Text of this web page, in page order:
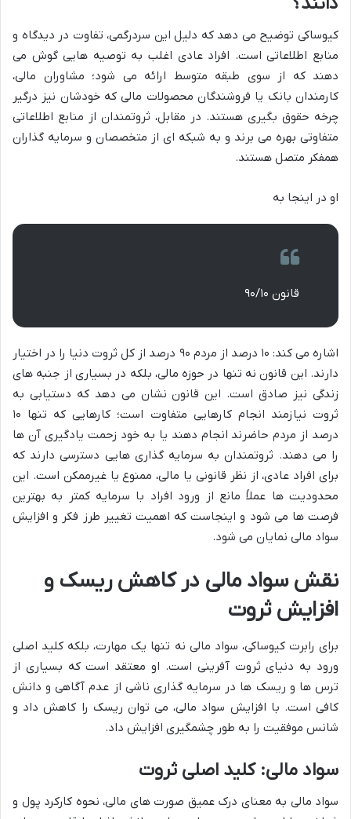
کیوساکی توضیح می دهد که دلیل این سردرگمی، تفاوت در دیدگاه و
منابع اطلاعاتی است. افراد عادی اغلب به توصیه هایی گوش می
دهند که از سوی طبقه متوسط ارائه می شود؛ مشاوران مالی،
کارمندان بانک یا فروشندگان محصولات مالی که خودشان نیز درگیر
چرخه حقوق بگیری هستند. در مقابل، ثروتمندان از منابع اطلاعاتی
متفاوتی بهره می برند و به شبکه ای از متخصصان و سرمایه گذاران
همفکر متصل هستند.
او در اینجا به
قانون ۹۰/۱۰
اشاره می کند: ۱۰ درصد از مردم ۹۰ درصد از کل ثروت دنیا را در اختیار
دارند. این قانون نه تنها در حوزه مالی، بلکه در بسیاری از جنبه های
زندگی نیز صادق است. این قانون نشان می دهد که دستیابی به
ثروت نیازمند انجام کارهایی متفاوت است؛ کارهایی که تنها ۱۰
درصد از مردم حاضرند انجام دهند یا به خود زحمت یادگیری آن ها
را می دهند. ثروتمندان به سرمایه گذاری هایی دسترسی دارند که
برای افراد عادی، از نظر قانونی یا مالی، ممنوع یا غیرممکن است. این
محدودیت ها عملاً مانع از ورود افراد با سرمایه کمتر به بهترین
فرصت ها می شود و اینجاست که اهمیت تغییر طرز فکر و افزایش
سواد مالی نمایان می شود.
نقش سواد مالی در کاهش ریسک و
افزایش ثروت
برای رابرت کیوساکی، سواد مالی نه تنها یک مهارت، بلکه کلید اصلی
ورود به دنیای ثروت آفرینی است. او معتقد است که بسیاری از
ترس ها و ریسک ها در سرمایه گذاری ناشی از عدم آگاهی و دانش
کافی است. با افزایش سواد مالی، می توان ریسک را کاهش داد و
شانس موفقیت را به طور چشمگیری افزایش داد.
سواد مالی: کلید اصلی ثروت
سواد مالی به معنای درک عمیق صورت های مالی، نحوه کارکرد پول و